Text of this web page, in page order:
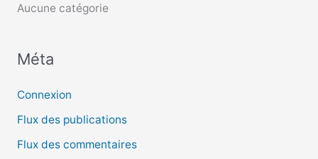
:
Aucune catégorie
Méta
Connexion
Flux des publications
Flux des commentaires